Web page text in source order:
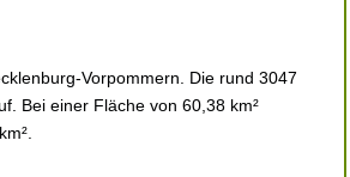
Vorpommern. Die rund 3047
Bei einer Fläche von 60,38 km²